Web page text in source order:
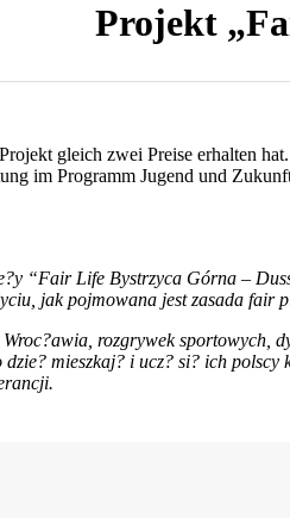
Projekt
gleich zwei Preise erhalten
im Programm Jugend und
“Fair Life Bystrzyca Górna –
jak pojmowana jest zasada
rozgrywek sportowych,
mieszkaj? i ucz? si? ich polscy